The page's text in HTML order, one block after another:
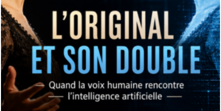
OPÉRA X IA : L’ORIGINAL ET SON DOUBLE